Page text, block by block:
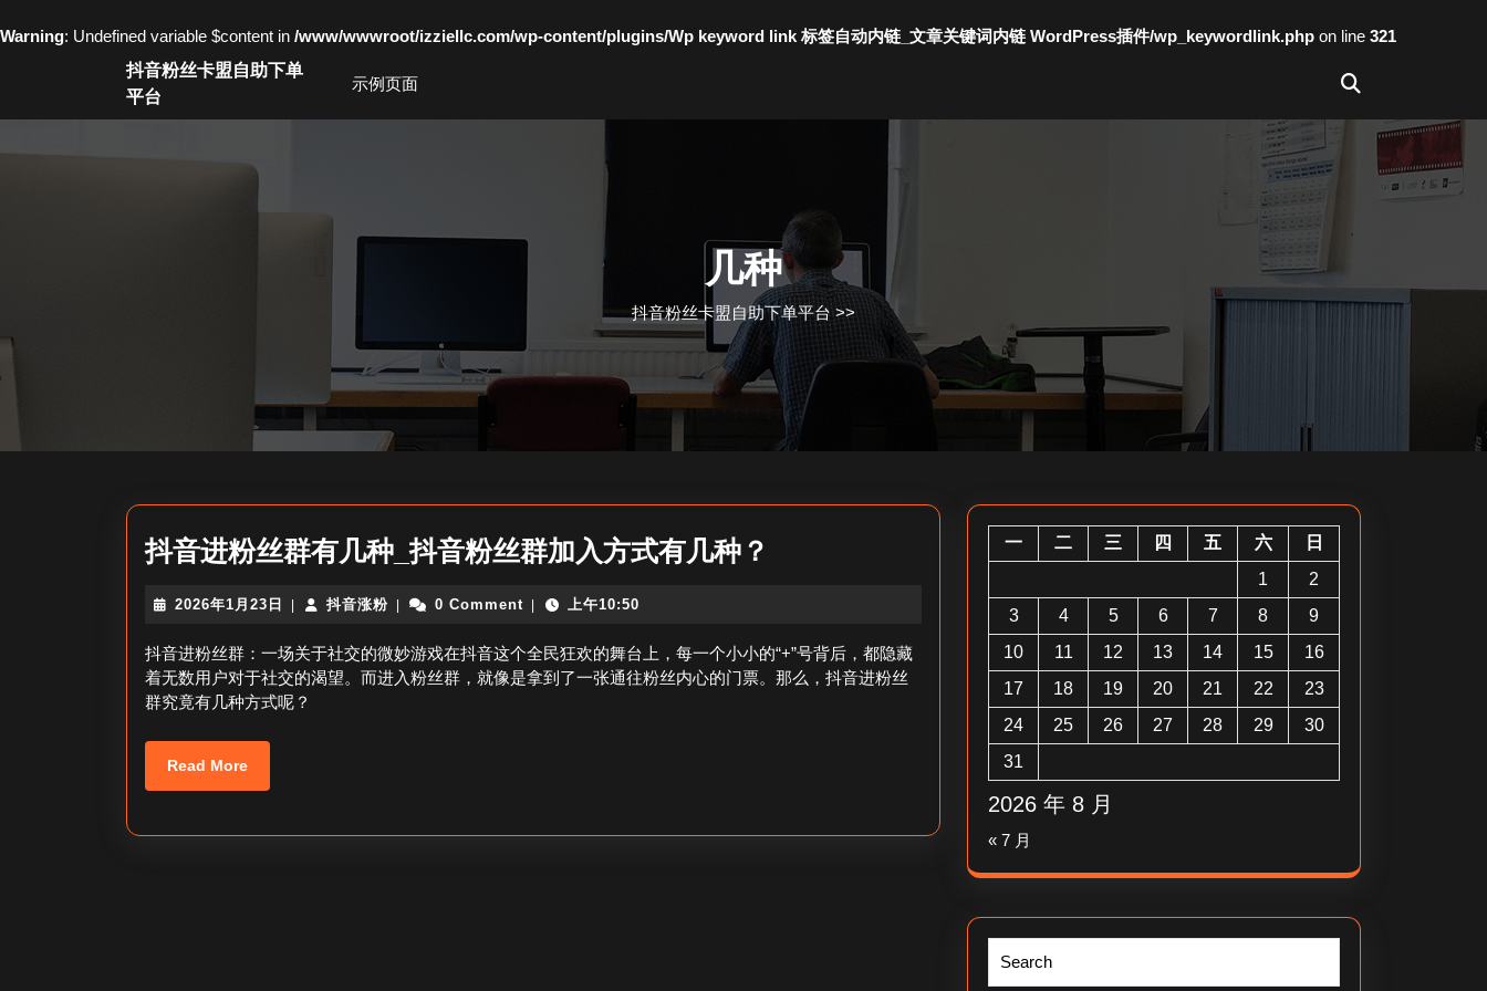
Warning: Undefined variable $content in /www/wwwroot/izziellc.com/wp-content/plugins/Wp keyword link 标签自动内链_文章关键词内链 WordPress插件/wp_keywordlink.php on line 321
抖音粉丝卡盟自助下单
平台
示例页面
几种
抖音粉丝卡盟自助下单平台>>
抖音进粉丝群有几种_抖音粉丝群加入方式有几种？
粉
丝
2026年1月23日
2026
1
月
23
日
抖音涨粉抖
涨
粉
0 Comment 上午10:50
抖音进粉丝群：一场关于社交的微妙游戏在抖音这个全民狂欢的舞台上，每一个小小的“+”号背后，都隐藏
着无数用户对于社交的渴望。而进入粉丝群，就像是拿到了一张通往粉丝内心的门票。那么，抖音进粉丝
群究竟有几种方式呢？
Read MoreRead
More
2026 年 8 月
一 二 三 四 五 六
日
1
2
3
4 5 6 7 8
9
10
11 12 13 14 15
16
17
18 19 20 21 22
23
24
25 26 27 28 29
30
31
« 7 月